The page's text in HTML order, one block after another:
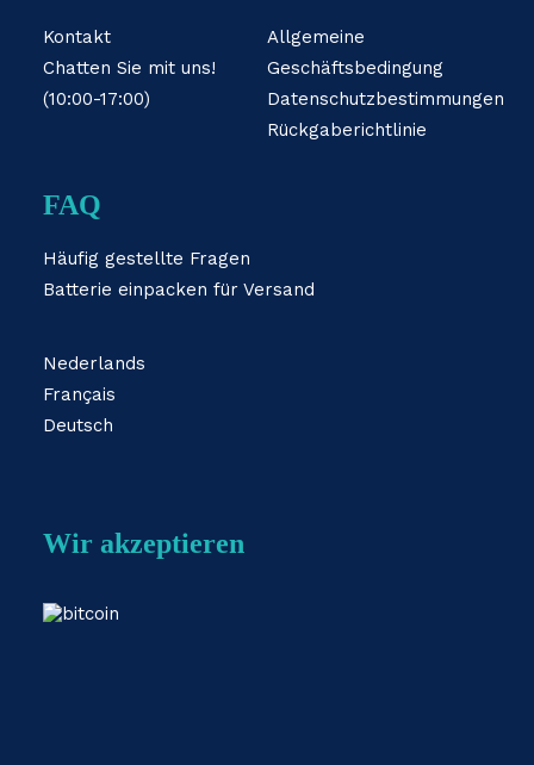
Kontakt
Chatten Sie mit uns!
(10:00-17:00)
Allgemeine
Geschäftsbedingung
Datenschutzbestimmungen
Rückgaberichtlinie
FAQ
Häufig gestellte Fragen
Batterie einpacken für Versand
Nederlands
Français
Deutsch
Wir akzeptieren